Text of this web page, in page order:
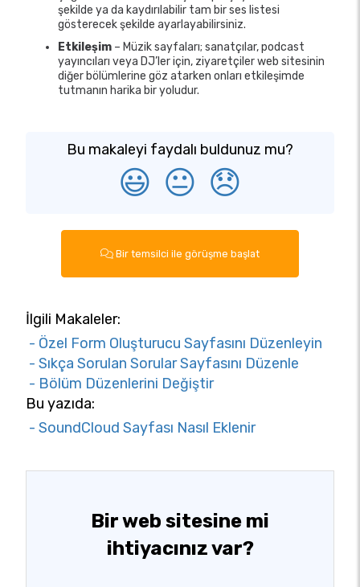
şekilde ya da kaydırılabilir tam bir ses listesi
gösterecek şekilde ayarlayabilirsiniz.
Etkileşim – Müzik sayfaları; sanatçılar, podcast
yayıncıları veya DJ’ler için, ziyaretçiler web sitesinin
diğer bölümlerine göz atarken onları etkileşimde
tutmanın harika bir yoludur.
Bu makaleyi faydalı buldunuz mu?
😃 😐 😞
Bir temsilci ile görüşme başlat
İlgili Makaleler:
- Özel Form Oluşturucu Sayfasını Düzenleyin
- Sıkça Sorulan Sorular Sayfasını Düzenle
- Bölüm Düzenlerini Değiştir
Bu yazıda:
- SoundCloud Sayfası Nasıl Eklenir
Bir web sitesine mi
ihtiyacınız var?